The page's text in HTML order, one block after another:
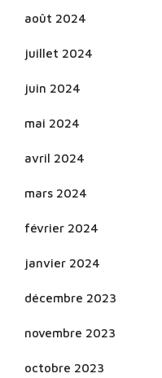
août 2024
juillet 2024
juin 2024
mai 2024
avril 2024
mars 2024
février 2024
janvier 2024
décembre 2023
novembre 2023
octobre 2023